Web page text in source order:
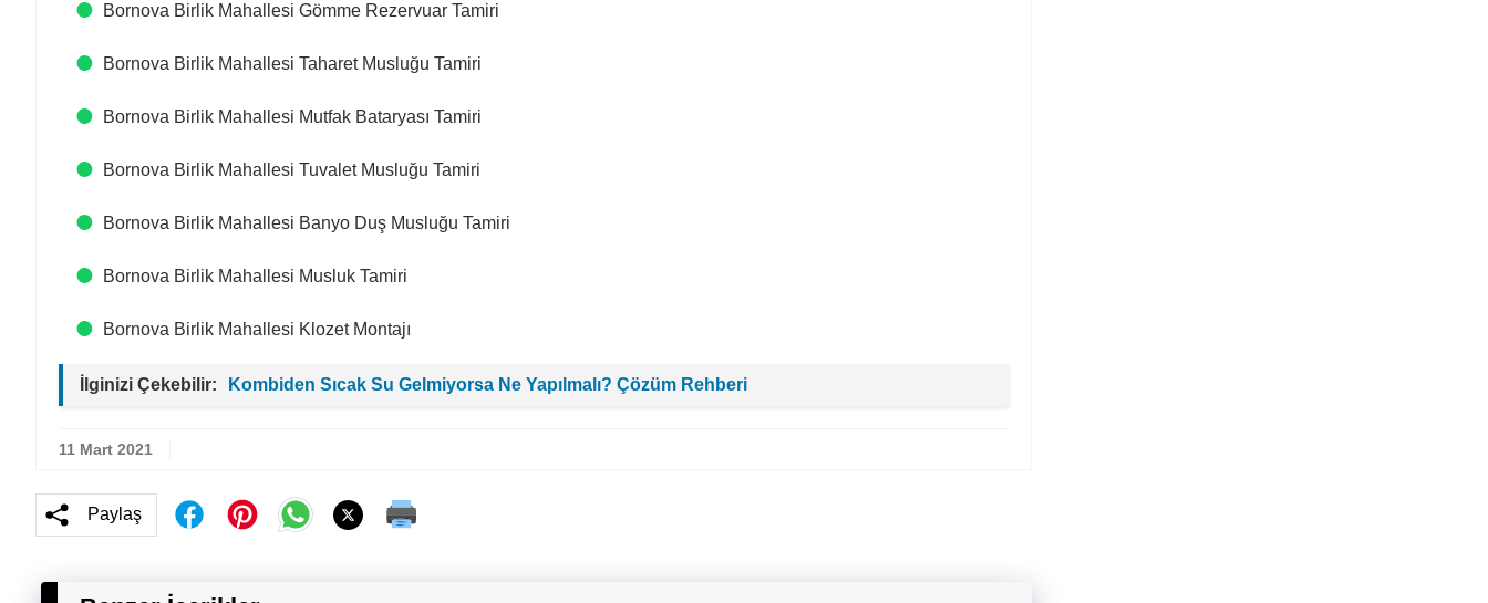
Bornova Birlik Mahallesi Gömme Rezervuar Tamiri
Bornova Birlik Mahallesi Taharet Musluğu Tamiri
Bornova Birlik Mahallesi Mutfak Bataryası Tamiri
Bornova Birlik Mahallesi Tuvalet Musluğu Tamiri
Bornova Birlik Mahallesi Banyo Duş Musluğu Tamiri
Bornova Birlik Mahallesi Musluk Tamiri
Bornova Birlik Mahallesi Klozet Montajı
İlginizi Çekebilir: Kombiden Sıcak Su Gelmiyorsa Ne Yapılmalı? Çözüm Rehberi
11 Mart 2021
Paylaş